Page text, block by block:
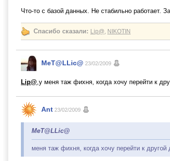
Что-то с базой данных. Не стабильно работает.
Спасибо сказали: Lip@, NIKOTIN
MeT@LLic@ 23/02/2009
Lip@,у меня таж фихня, когда хочу перейти к
Ant 23/02/2009
MeT@LLic@
меня таж фихня, когда хочу перейти к